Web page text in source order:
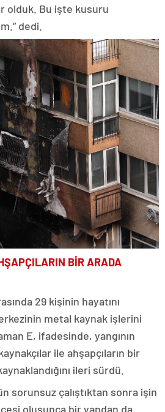
olduk. Bu işte kusuru
dedi.
BİR ARADA
29 kişinin hayatını
metal kaynak işlerini
E, ifadesinde, yangının
ile ahşapçıların bir
ileri sürdü.
sorunsuz çalıştıktan sonra işin
oluşunca bir yandan da